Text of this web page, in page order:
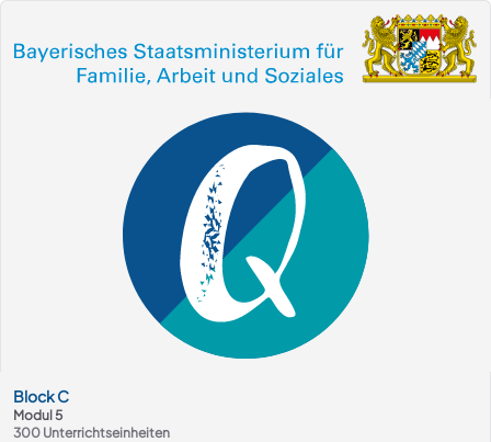
BlockC
Modul 5
300 Unterrichtseinheiten